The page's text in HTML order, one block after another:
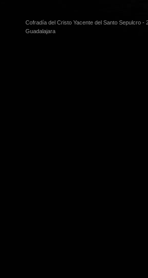
Cofradía del Cristo Yacente del Santo Sepulcro -
Guadalajara